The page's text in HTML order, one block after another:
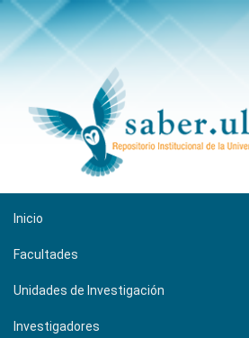
Inicio
Facultades
Unidades de Investigación
Investigadores